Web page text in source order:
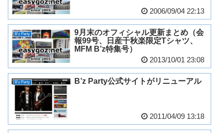
2006/09/04 22:13
B'z Party
9月末のオフィシャル更新まとめ（会
報99号、日産千秋楽限定Tシャツ、
MFM B’z特集号）
2013/10/01 23:08
B'z Party B’z Party公式サイトがリニューアル
2011/04/09 13:18